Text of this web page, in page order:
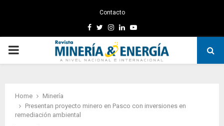
Contacto
Facebook
TwitterInstagram
LinkedinYoutube
PRIMARY
Home
Minería
Presentan proyecto minero en Pasco con inversiones en
remediación ambiental